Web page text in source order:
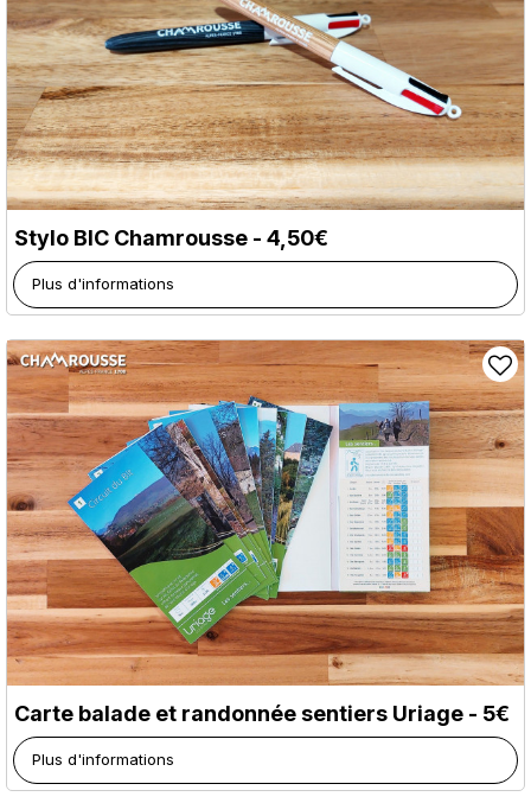
Stylo BIC Chamrousse - 4,50€
Plus d'informations
Carte balade et randonnée sentiers Uriage - 5€
Plus d'informations